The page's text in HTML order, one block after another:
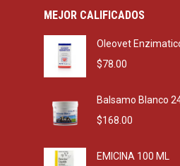
MEJOR CALIFICADOS
Oleovet
$78.00
Balsamo Blanco
$168.00
EMICINA 100 ML